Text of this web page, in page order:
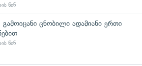
წინ
გამოიცანი ცნობილი ადამიანი ერთი
წინ